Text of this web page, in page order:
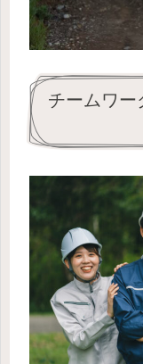
チームワー